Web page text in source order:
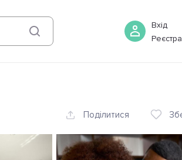
Вхід
07 серпня
Поділитися